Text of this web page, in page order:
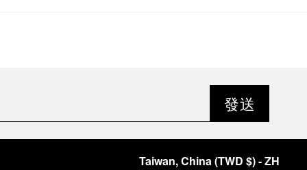
發送
Taiwan, China(TWD $)- ZH